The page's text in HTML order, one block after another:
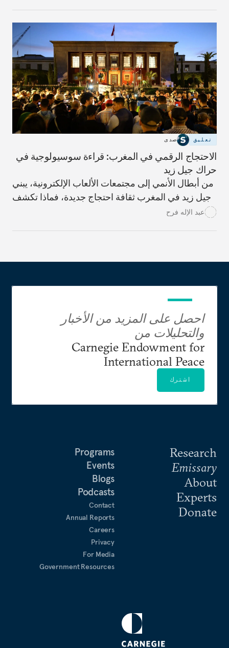
تعليق صدى
الاحتجاج الرقمي في المغرب: قراءة سوسيولوجية في
حراك جيل زيد
من أبطال الأنمي إلى مجتمعات الألعاب الإلكترونية، يبني
جيل زيد في المغرب ثقافة احتجاج جديدة، فماذا تكشف
هذه المخيلة الرقمية عن السياسة لدى الشباب؟ وكيف
عبد الإله فرح
Research
Emissary
About
Experts
Donate
Programs
Events
Blogs
Podcasts
Contact
Annual Reports
Careers
Privacy
For Media
Government Resources
احصل على المزيد من الأخبار
والتحليلات من
Carnegie Endowment for
International Peace
اشترك